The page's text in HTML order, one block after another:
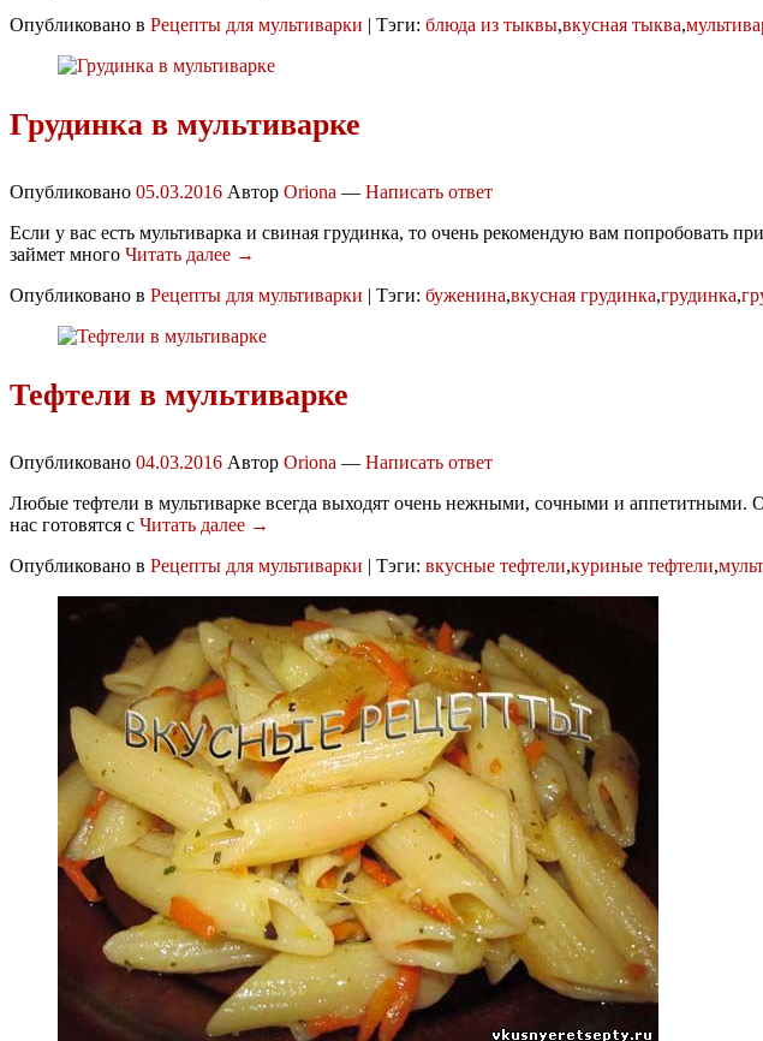
Опубликовано в Рецепты для мультиварки | Тэги: блюда из тыквы,вкусная тыква,
Грудинка в мультиварке
Опубликовано 05.03.2016 Автор Oriona — Написать ответ
Если у вас есть мультиварка и свиная грудинка, то очень рекомендую вам попробовать
займет много Читать далее →
Опубликовано в Рецепты для мультиварки | Тэги: буженина,вкусная грудинка,грудинка,
Тефтели в мультиварке
Опубликовано 04.03.2016 Автор Oriona — Написать ответ
Любые тефтели в мультиварке всегда выходят очень нежными, сочными и аппетитными.
нас готовятся с Читать далее →
Опубликовано в Рецепты для мультиварки | Тэги: вкусные тефтели,куриные тефтели,